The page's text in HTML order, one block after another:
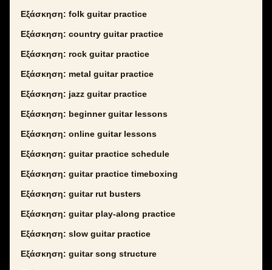
Εξάσκηση: folk guitar practice
Εξάσκηση: country guitar practice
Εξάσκηση: rock guitar practice
Εξάσκηση: metal guitar practice
Εξάσκηση: jazz guitar practice
Εξάσκηση: beginner guitar lessons
Εξάσκηση: online guitar lessons
Εξάσκηση: guitar practice schedule
Εξάσκηση: guitar practice timeboxing
Εξάσκηση: guitar rut busters
Εξάσκηση: guitar play-along practice
Εξάσκηση: slow guitar practice
Εξάσκηση: guitar song structure